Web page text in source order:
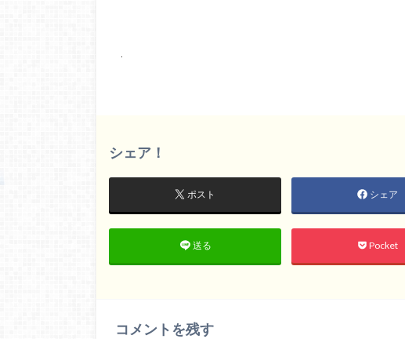
シェア！
ポスト シェア
送る Pocket
コメントを残す